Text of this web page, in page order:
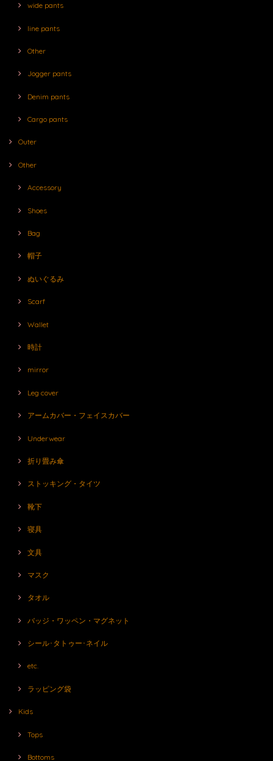
wide pants
line pants
Other
Jogger pants
Denim pants
Cargo pants
Outer
Other
Accessory
Shoes
Bag
帽子
ぬいぐるみ
Scarf
Wallet
時計
mirror
Leg cover
アームカバー・フェイスカバー
Underwear
折り畳み傘
ストッキング・タイツ
靴下
寝具
文具
マスク
タオル
バッジ・ワッペン・マグネット
シール･タトゥー･ネイル
etc.
ラッピング袋
Kids
Tops
Bottoms